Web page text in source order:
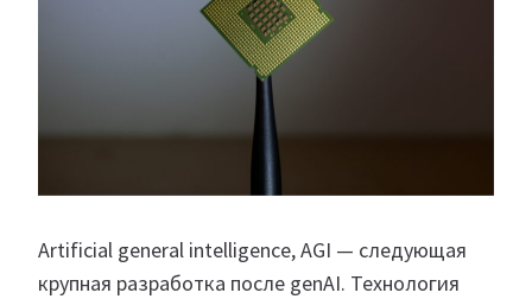
Artificial general intelligence, AGI — следующая
крупная разработка после genAI. Технология